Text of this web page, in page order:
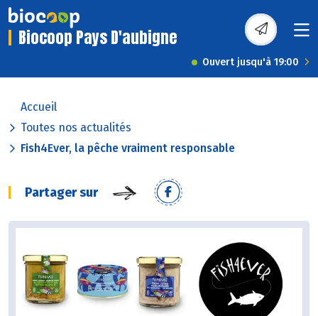
Biocoop Pays D'aubigne
Ouvert jusqu'à 19:00
Accueil
Toutes nos actualités
Fish4Ever, la pêche vraiment responsable
Partager sur